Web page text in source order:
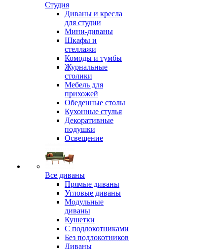
Студия
Диваны и кресла
для студии
Мини-диваны
Шкафы и
стеллажи
Комоды и тумбы
Журнальные
столики
Мебель для
прихожей
Обеденные столы
Кухонные стулья
Декоративные
подушки
Освещение
Все диваны
Прямые диваны
Угловые диваны
Модульные
диваны
Кушетки
С подлокотниками
Без подлокотников
Диваны